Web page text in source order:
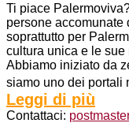
Ti piace
persone
soprattutto per
cultura unica e le sue
Abbiamo iniziato da
siamo uno dei portali
Leggi di più
Contattaci: